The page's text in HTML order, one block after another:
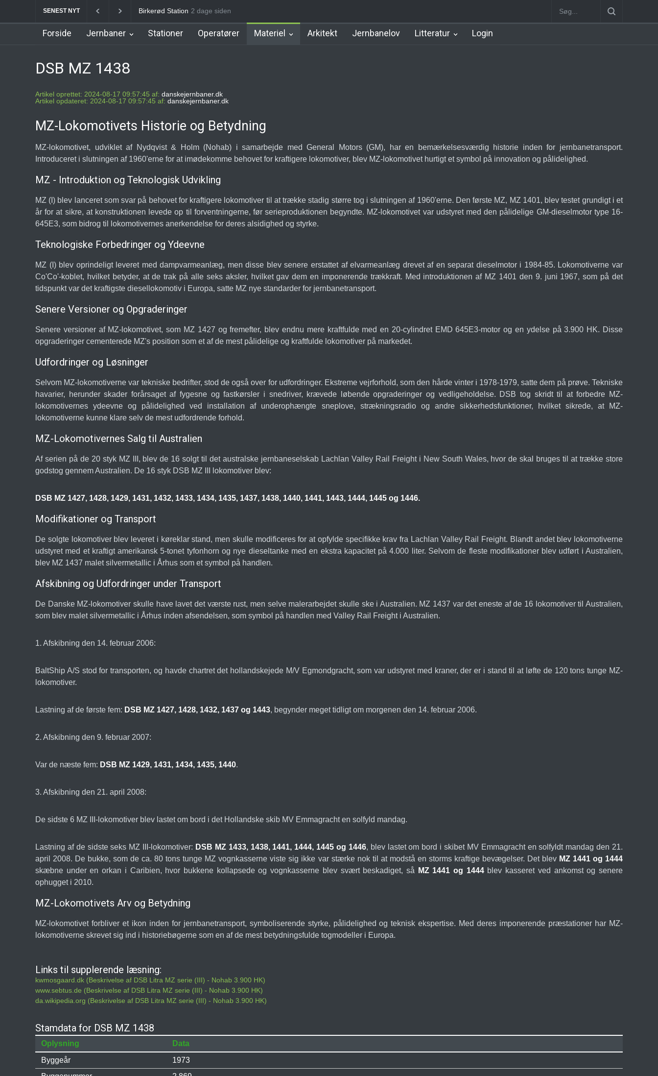
SENEST NYT Birkerød Station Allerød Station Nørrebro B Station [1886-1930]
2 dage siden
Forside Jernbaner Stationer Operatører Materiel Arkitekt Jernbanelov Litteratur Login
DSB MZ 1438
Artikel oprettet: 2024-08-17 09:57:45 af: danskejernbaner.dk
Artikel opdateret: 2024-08-17 09:57:45 af: danskejernbaner.dk
MZ-Lokomotivets Historie og Betydning
MZ-lokomotivet, udviklet af Nydqvist & Holm (Nohab) i samarbejde med General Motors (GM), har en bemærkelsesværdig historie inden for jernbanetransport.
Introduceret i slutningen af 1960'erne for at imødekomme behovet for kraftigere lokomotiver, blev MZ-lokomotivet hurtigt et symbol på innovation og pålidelighed.
MZ - Introduktion og Teknologisk Udvikling
MZ (I) blev lanceret som svar på behovet for kraftigere lokomotiver til at trække stadig større tog i slutningen af 1960'erne. Den første MZ, MZ 1401, blev testet grundigt i et
år for at sikre, at konstruktionen levede op til forventningerne, før serieproduktionen begyndte. MZ-lokomotivet var udstyret med den pålidelige GM-dieselmotor type 16-
645E3, som bidrog til lokomotivernes anerkendelse for deres alsidighed og styrke.
Teknologiske Forbedringer og Ydeevne
MZ (I) blev oprindeligt leveret med dampvarmeanlæg, men disse blev senere erstattet af elvarmeanlæg drevet af en separat dieselmotor i 1984-85. Lokomotiverne var
Co'Co'-koblet, hvilket betyder, at de trak på alle seks aksler, hvilket gav dem en imponerende trækkraft. Med introduktionen af MZ 1401 den 9. juni 1967, som på det
tidspunkt var det kraftigste diesellokomotiv i Europa, satte MZ nye standarder for jernbanetransport.
Senere Versioner og Opgraderinger
Senere versioner af MZ-lokomotivet, som MZ 1427 og fremefter, blev endnu mere kraftfulde med en 20-cylindret EMD 645E3-motor og en ydelse på 3.900 HK. Disse
opgraderinger cementerede MZ's position som et af de mest pålidelige og kraftfulde lokomotiver på markedet.
Udfordringer og Løsninger
Selvom MZ-lokomotiverne var tekniske bedrifter, stod de også over for udfordringer. Ekstreme vejrforhold, som den hårde vinter i 1978-1979, satte dem på prøve. Tekniske
havarier, herunder skader forårsaget af fygesne og fastkørsler i snedriver, krævede løbende opgraderinger og vedligeholdelse. DSB tog skridt til at forbedre MZ-
lokomotivernes ydeevne og pålidelighed ved installation af underophængte sneplove, strækningsradio og andre sikkerhedsfunktioner, hvilket sikrede, at MZ-
lokomotiverne kunne klare selv de mest udfordrende forhold.
MZ-Lokomotivernes Salg til Australien
Af serien på de 20 styk MZ III, blev de 16 solgt til det australske jernbaneselskab Lachlan Valley Rail Freight i New South Wales, hvor de skal bruges til at trække store
godstog gennem Australien. De 16 styk DSB MZ III lokomotiver blev:
DSB MZ 1427, 1428, 1429, 1431, 1432, 1433, 1434, 1435, 1437, 1438, 1440, 1441, 1443, 1444, 1445 og 1446.
Modifikationer og Transport
De solgte lokomotiver blev leveret i køreklar stand, men skulle modificeres for at opfylde specifikke krav fra Lachlan Valley Rail Freight. Blandt andet blev lokomotiverne
udstyret med et kraftigt amerikansk 5-tonet tyfonhorn og nye dieseltanke med en ekstra kapacitet på 4.000 liter. Selvom de fleste modifikationer blev udført i Australien,
blev MZ 1437 malet silvermetallic i Århus som et symbol på handlen.
Afskibning og Udfordringer under Transport
De Danske MZ-lokomotiver skulle have lavet det værste rust, men selve malerarbejdet skulle ske i Australien. MZ 1437 var det eneste af de 16 lokomotiver til Australien,
som blev malet silvermetallic i Århus inden afsendelsen, som symbol på handlen med Valley Rail Freight i Australien.
1. Afskibning den 14. februar 2006:
BaltShip A/S stod for transporten, og havde chartret det hollandskejede M/V Egmondgracht, som var udstyret med kraner, der er i stand til at løfte de 120 tons tunge MZ-
lokomotiver.
Lastning af de første fem: DSB MZ 1427, 1428, 1432, 1437 og 1443, begynder meget tidligt om morgenen den 14. februar 2006.
2. Afskibning den 9. februar 2007:
Var de næste fem: DSB MZ 1429, 1431, 1434, 1435, 1440.
3. Afskibning den 21. april 2008:
De sidste 6 MZ III-lokomotiver blev lastet om bord i det Hollandske skib MV Emmagracht en solfyld mandag.
Lastning af de sidste seks MZ III-lokomotiver: DSB MZ 1433, 1438, 1441, 1444, 1445 og 1446, blev lastet om bord i skibet MV Emmagracht en solfyldt mandag den 21.
april 2008. De bukke, som de ca. 80 tons tunge MZ vognkasserne viste sig ikke var stærke nok til at modstå en storms kraftige bevægelser. Det blev MZ 1441 og 1444
skæbne under en orkan i Caribien, hvor bukkene kollapsede og vognkasserne blev svært beskadiget, så
MZ 1441 og 1444blev kasseret ved ankomst og senere
ophugget i 2010.
MZ-Lokomotivets Arv og Betydning
MZ-lokomotivet forbliver et ikon inden for jernbanetransport, symboliserende styrke, pålidelighed og teknisk ekspertise. Med deres imponerende præstationer har MZ-
lokomotiverne skrevet sig ind i historiebøgerne som en af de mest betydningsfulde togmodeller i Europa.
Links til supplerende læsning:
kwmosgaard.dk (Beskrivelse af DSB Litra MZ serie (III) - Nohab 3.900 HK)
www.sebtus.de (Beskrivelse af DSB Litra MZ serie (III) - Nohab 3.900 HK)
da.wikipedia.org (Beskrivelse af DSB Litra MZ serie (III) - Nohab 3.900 HK)
Stamdata for DSB MZ 1438
Oplysning
Data
Byggeår
1973